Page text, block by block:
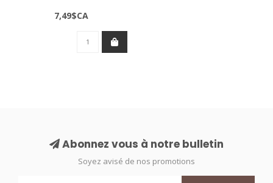
7,49$CA
Abonnez vous à notre bulletin
Soyez avisé de nos promotions